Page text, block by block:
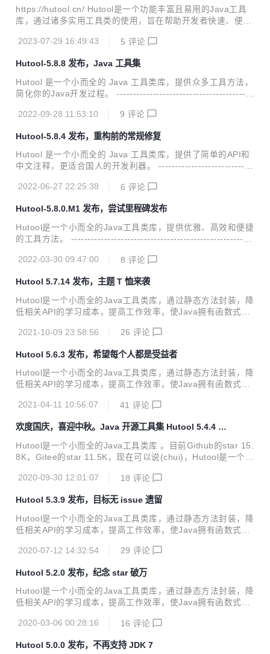
------------- 此次更新为常规bug修复，整体来说5.x已经进入
一个稳定期，之后的版本主要集中在bug修复上，最近的所谓
https://hutool.cn/ Hutool是一个功能丰富且易用的Java工具
库，通过诸多实用工具类的使用，旨在帮助开发者快速、便捷
集合、编码、日期、文件、IO、加密、数据库JDBC、JSO
求。 -----------------------------------------------------------------
----------- Hutool-6.0.0-M5也同步发布了，只不过`M5`表示只
是个测试版本。 6.x版本主要更换了包名为”org.dromara...
2023-07-29 16:49:43 5 评论
Hutool-5.8.8 发布，Java 工具集
Hutool 是一个小而全的 Java 工具类库，提供众多工具方法，
简化你的Java开发过程。 -----------------------------------------
-- Hutool 5.x进入常规bug修复阶段，在未来逐步将重心偏移
版本将更加注重整体的设计，重在做减法，也会有更加合理和
详细的文档（当然这些都需要时间） --------------------------...
2022-09-28 11:53:10 9 评论
Hutool-5.8.4 发布，重构前的常规修复
Hutool 是一个小而全的 Java 工具类库，提供了简单的API和
中文注释，更适合国人的开发利器。 -----------------------------
-- Hutool-5.x给开发者带来便利的同时，由于维护者（单指
义。但是呢，考虑到兼容性，只能任由其存在。第二个问题
是，为了追求“小而全”，新增了很多“无用”模块，导致整个Hut
ool这个工具包比较全的同时，也变得非常臃肿。 因此从今年
2022-06-27 22:25:38 6 评论
Hutool-5.8.0.M1 发布，尝试里程碑发布
Hutool是一个小而全的Java工具类库，提供优雅、高效和便捷
的工具方法。 -------------------------------------------------------
的，可惜用户提了一些issue，这些问题的解决必须修改原有
了不兼容修改，包装的工具类不得不进行修改。 2、涉及到Be
an拷贝的代码部分（BeanCopier），由于一个参数失效，以
为只是简单的一个bug，后来发现是整个设计有问题……崩溃
2022-03-30 09:47:00 8 评论
Hutool 5.7.14 发布，主题 T 恤来袭
Hutool是一个小而全的Java工具类库，通过静态方法封装，降
低相关API的学习成本，提高工作效率，使Java拥有函数式语
法来自于每个用户的精雕细琢，它涵盖了Java开发底层代码中
小型项目中的效率担当； Hutool是项目中“util”包友好的替
代，它节省了我们对项目中公用类和公用工具方法的封装时
间，使开发专注于业务，同时可以最大限度的避免封装不完善
-...
2021-10-09 23:58:56 26 评论
Hutool 5.6.3 发布，希望每个人都是受益者
Hutool是一个小而全的Java工具类库，通过静态方法封装，降
低相关API的学习成本，提高工作效率，使Java拥有函数式语
------------------------------------------------------------------------
是一种开源精神的传播者，也是“代码洁癖”精神的倡导者。我
们为了从堆积如山的混乱代码中挣脱出来，有的人制定了繁琐
的`code style`，有的人不断分享最佳...
2021-04-11 10:56:07 41 评论
欢度国庆，喜迎中秋。Java 开源工具集 Hutool 5.4.4 发
布
Hutool是一个小而全的Java工具类库 。目前Github的star 15.
8K，Gitee的star 11.5K，现在可以说(chui)，Hutool是一个非
--------------------------------------------------------- 终于在国庆
国庆生了。也祝大家放假的节日愉快，加班的多多赚钱~~ ----
----------------------------------------...
2020-09-30 12:01:07 18 评论
Hutool 5.3.9 发布，目标无 issue 遗留
Hutool是一个小而全的Java工具类库，通过静态方法封装，降
低相关API的学习成本，提高工作效率，使Java拥有函数式语
法来自于每个用户的精雕细琢，它涵盖了Java开发底层代码中
小型项目中的效率担当； Hutool是项目中“util”包友好的替
代，它节省了我们对项目中公用类和公用工具方法的封装时
间，使开发专注于业务，同时可以最大限度的避免封装不完善
-...
2020-07-12 14:32:54 29 评论
Hutool 5.2.0 发布，纪念 star 破万
Hutool是一个小而全的Java工具类库，通过静态方法封装，降
低相关API的学习成本，提高工作效率，使Java拥有函数式语
法来自于每个用户的精雕细琢，它涵盖了Java开发底层代码中
小型项目中的效率担当； Hutool是项目中“util”包友好的替
2020-03-06 00:28:16 16 评论
Hutool 5.0.0 发布，不再支持 JDK 7